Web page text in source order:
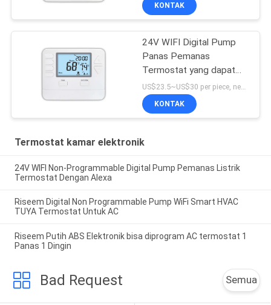
KONTAK
24V WIFI Digital Pump
Panas Pemanas
Termostat yang dapat
diprogram
KONTAK
Termostat kamar elektronik
24V WIFI Non-Programmable Digital Pump Pemanas Listrik
Termostat Dengan Alexa
Riseem Digital Non Programmable Pump WiFi Smart HVAC
TUYA Termostat Untuk AC
Riseem Putih ABS Elektronik bisa diprogram AC termostat 1
Panas 1 Dingin
Bad Request Semua